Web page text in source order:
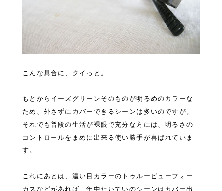
こんな具合に、クイっと。
もとからイーズグリーンそのものが明るめのカラーな
ため、外さずにカバーできるシーンは多いのですが。
それでも普段の生活が裸眼で充分な方には、明るさの
コントロールをまめに出来る使い勝手が喜ばれていま
す。
これにあとは、濃い目カラーのトゥルービューフォー
カスなどがあれば、年中たいていのシーンはカバー出